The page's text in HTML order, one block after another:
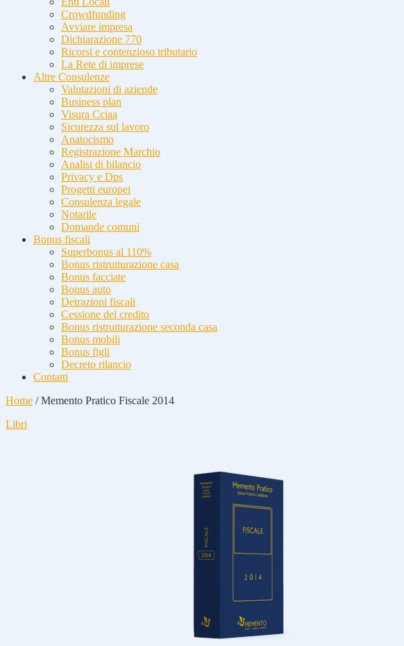
Crowdfunding
Avviare impresa
Dichiarazione 770
Ricorsi e contenzioso tributario
La Rete di imprese
Altre Consulenze
Valutazioni di aziende
Business plan
Visura Cciaa
Sicurezza sul lavoro
Anatocismo
Registrazione Marchio
Analisi di bilancio
Privacy e Dps
Progetti europei
Consulenza legale
Notarile
Domande comuni
Bonus fiscali
Superbonus al 110%
Bonus ristrutturazione casa
Bonus facciate
Bonus auto
Detrazioni fiscali
Cessione del credito
Bonus ristrutturazione seconda casa
Bonus mobili
Bonus figli
Decreto rilancio
Contatti
Home /Memento Pratico Fiscale 2014
Libri